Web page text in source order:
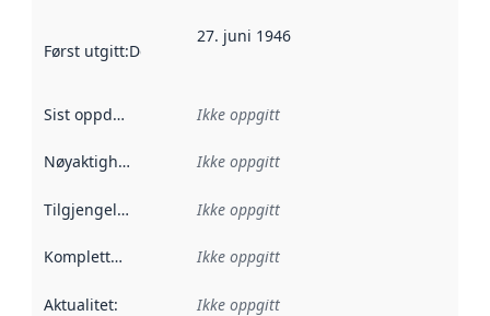
Først utgitt:Denne datoen sier når dataene i dette
27. juni 1946
Sist oppdatert Ikke oppgitt
Nøyaktighet Ikke oppgitt
Tilgjengelighet Ikke oppgitt
Kompletthet Ikke oppgitt
Aktualitet: Ikke oppgitt